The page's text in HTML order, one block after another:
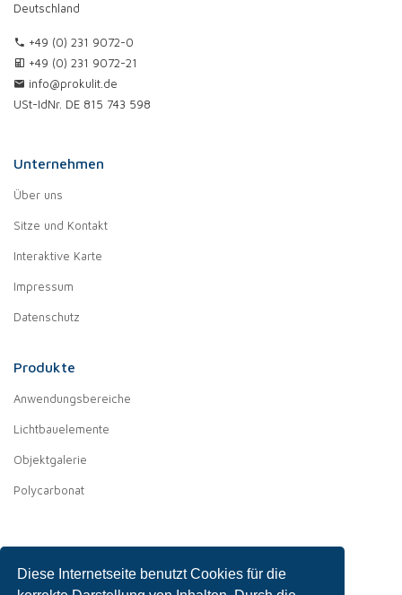
Diese Internetseite benutzt Cookies für die
Deutschland
+49 (0) 231 9072-0
+49 (0) 231 9072-21
info@prokulit.de
USt-IdNr. DE 815 743 598
Unternehmen
Über uns
Sitze und Kontakt
Interaktive Karte
Impressum
Datenschutz
Produkte
Anwendungsbereiche
Lichtbauelemente
Objektgalerie
Polycarbonat